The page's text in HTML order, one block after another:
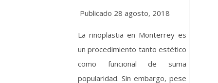
Publicado 28 agosto, 2018
La rinoplastia en Monterrey es
un procedimiento tanto estético
como funcional de suma
popularidad. Sin embargo, pese